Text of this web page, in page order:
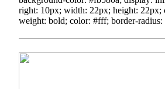
right: 10px; width: 22px; height: 22px;
weight: bold; color: #fff; border-radius: